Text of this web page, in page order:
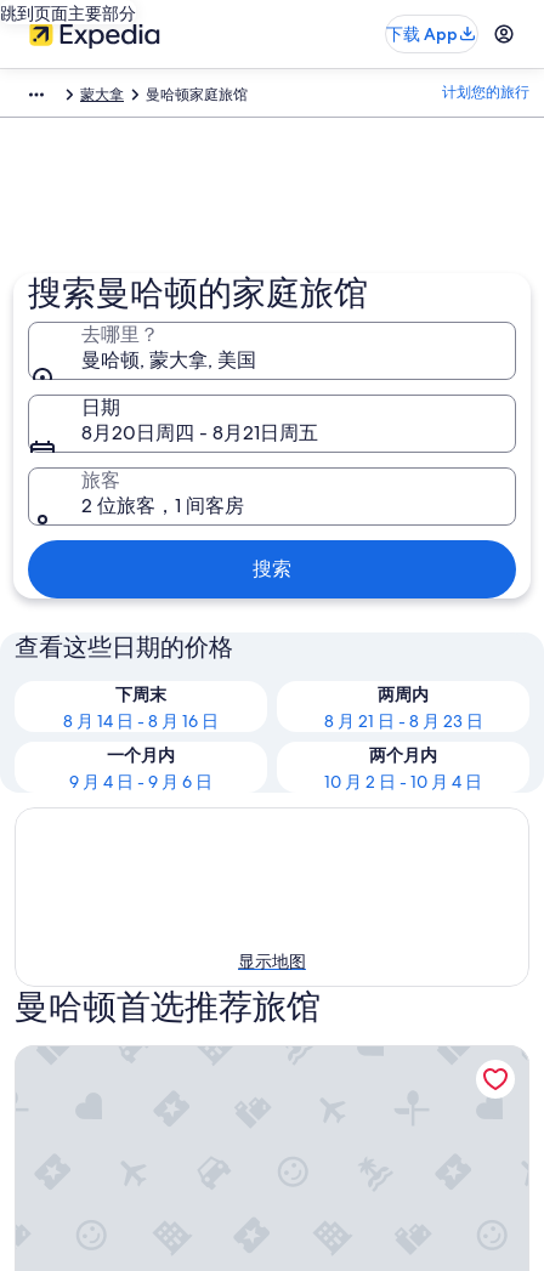
跳到页面主要部分
下载 App
蒙大拿 曼哈顿家庭旅馆 计划您的旅行
搜索曼哈顿的家庭旅馆
去哪里？
曼哈顿, 蒙大拿, 美国
日期
8月20日周四 - 8月21日周五
旅客
2 位旅客，1 间客房
搜索
查看这些日期的价格
下周末
8 月 14 日 - 8 月 16 日
两周内
8 月 21 日 - 8 月 23 日
一个月内
9 月 4 日 - 9 月 6 日
两个月内
10 月 2 日 - 10 月 4 日
显示地图
曼哈顿首选推荐旅馆
麦克阿利斯特住宿旅馆